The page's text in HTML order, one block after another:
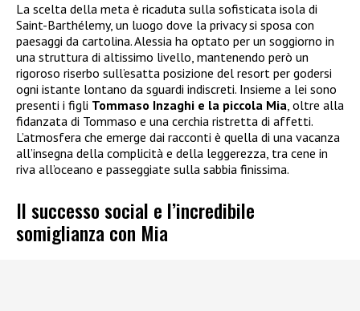
La scelta della meta è ricaduta sulla sofisticata isola di
Saint-Barthélemy, un luogo dove la privacy si sposa con
paesaggi da cartolina. Alessia ha optato per un soggiorno in
una struttura di altissimo livello, mantenendo però un
rigoroso riserbo sull’esatta posizione del resort per godersi
ogni istante lontano da sguardi indiscreti. Insieme a lei sono
presenti i figli Tommaso Inzaghi e la piccola Mia, oltre alla
fidanzata di Tommaso e una cerchia ristretta di affetti.
L’atmosfera che emerge dai racconti è quella di una vacanza
all’insegna della complicità e della leggerezza, tra cene in
riva all’oceano e passeggiate sulla sabbia finissima.
Il successo social e l’incredibile
somiglianza con Mia